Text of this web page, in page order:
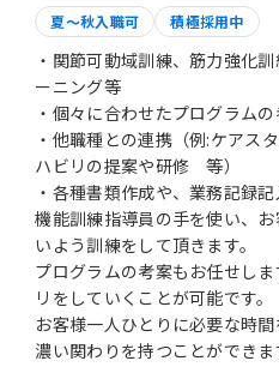
夏～秋入職可 積極採用中
・関節可動域訓練、筋力強化
ーニング等
・個々に合わせたプログラム
・他職種との連携（例:ケアス
ハビリの提案や研修 等）
・各種書類作成や、業務記録記
機能訓練指導員の手を使い、
いよう訓練をして頂きます。
プログラムの考案もお任せし
リをしていくことが可能です。
お客様一人ひとりに必要な時
濃い関わりを持つことができま